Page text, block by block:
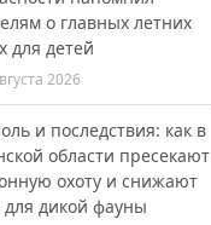
о главных летних
для детей
2026
и последствия: как в
области пресекают
охоту и снижают
для дикой фауны